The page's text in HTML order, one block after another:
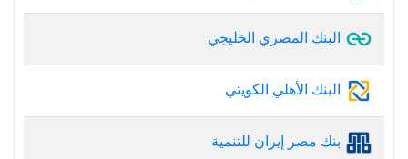
البنك المصري الخليجي
البنك الأهلي الكويتي
بنك مصر إيران للتنمية